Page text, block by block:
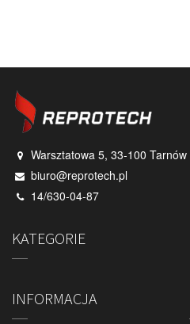
Warsztatowa 5, 33-100 Tarnów
biuro@reprotech.pl
14/630-04-87
KATEGORIE
INFORMACJA